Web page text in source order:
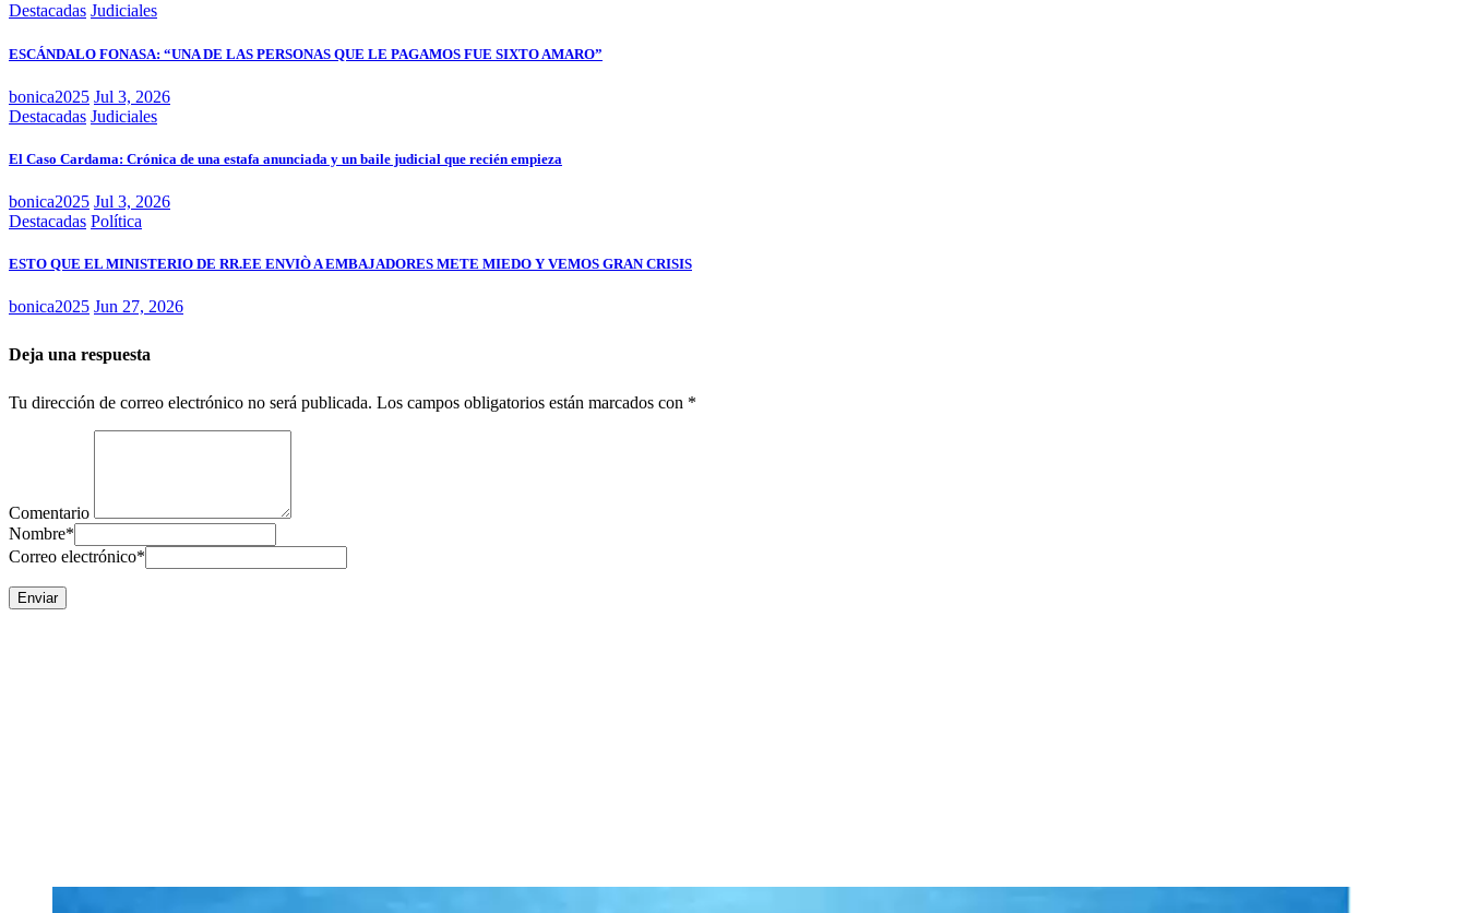
Destacadas Judiciales
ESCÁNDALO FONASA: “UNA DE LAS PERSONAS QUE LE PAGAMOS FUE SIXTO AMARO”
bonica2025 Jul 3, 2026
Destacadas Judiciales
El Caso Cardama: Crónica de una estafa anunciada y un baile judicial que recién empieza
bonica2025 Jul 3, 2026
Destacadas Política
ESTO QUE EL MINISTERIO DE RR.EE ENVIÒ A EMBAJADORES METE MIEDO Y VEMOS GRAN CRISIS
bonica2025 Jun 27, 2026
Deja una respuesta
Tu dirección de correo electrónico no será publicada. Los campos obligatorios están marcados con *
Comentario
Nombre*
Correo electrónico*